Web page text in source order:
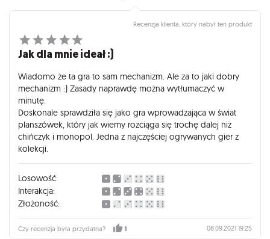
Recenzja klienta, który nabył ten produkt
Jak dla mnie ideał :)
Wiadomo że ta gra to sam mechanizm. Ale za to jaki dobry
mechanizm :) Zasady naprawdę można wytłumaczyć w
minutę.
Doskonale sprawdziła się jako gra wprowadzająca w świat
planszówek, który jak wiemy rozciąga się trochę dalej niż
chińczyk i monopol. Jedna z najczęściej ogrywanych gier z
kolekcji.
Losowość:
Interakcja:
Złożoność:
Czy recenzja była przydatna? 1 08.09.2021 19:25